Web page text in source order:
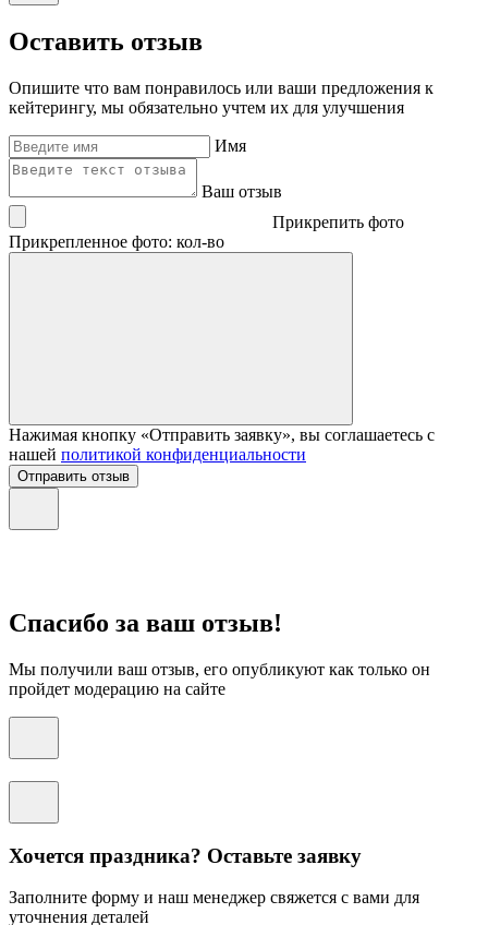
Оставить отзыв
Опишите что вам понравилось или ваши предложения к
кейтерингу, мы обязательно учтем их для улучшения
Имя
Ваш отзыв
Прикрепить фото
Прикрепленное фото: кол-во
Нажимая кнопку «Отправить заявку», вы соглашаетесь с
нашей политикой конфиденциальности
Отправить отзыв
Спасибо за ваш отзыв!
Мы получили ваш отзыв, его опубликуют как только он
пройдет модерацию на сайте
Хочется праздника? Оставьте заявку
Заполните форму и наш менеджер свяжется с вами для
уточнения деталей